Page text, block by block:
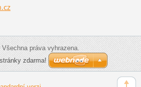
práva vyhrazena.
zdarma!